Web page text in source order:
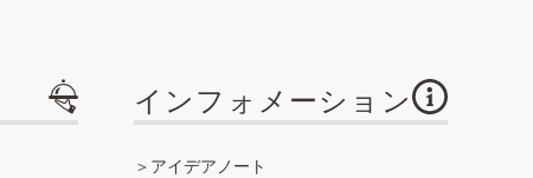
インフォメーション
アイデアノート